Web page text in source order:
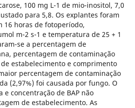
100 mg L-1 de mio-inositol, 7,0
para 5,8. Os explantes foram
16 horas de fotoperíodo,
m-2 s-1 e temperatura de 25 + 1
se a percentagem de
percentagem de contaminação
estabelecimento e comprimento
percentagem de contaminação
(2,97%) foi causada por fungo. O
concentração de BAP não
de estabelecimento. As